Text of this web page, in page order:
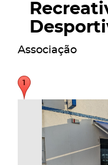
Associação